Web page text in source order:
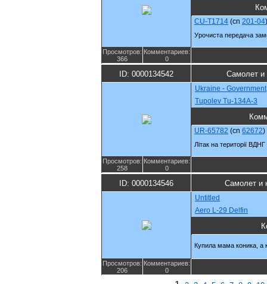
CU-T1714 (cn 201-04)
Урочиста передача
Просмотров:
366
Комментариев:
0
ID: 0000134542 Самолет и
Ukraine - Government
Tupolev Tu-134A-3
UR-65782 (cn 62672)
Літак на території ВДНГ
Просмотров:
258
Комментариев:
0
ID: 0000134546 Самолет и
Untitled
Aero L-29 Delfin
Купила мама коника, а
Просмотров:
206
Комментариев:
0